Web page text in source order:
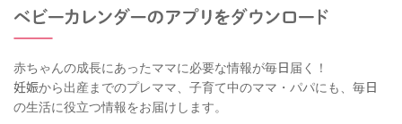
赤ちゃんの成長にあったママに必要な情報が毎日届く！
妊娠から出産までのプレママ、子育て中のママ・パパにも、毎日
の生活に役立つ情報をお届けします。